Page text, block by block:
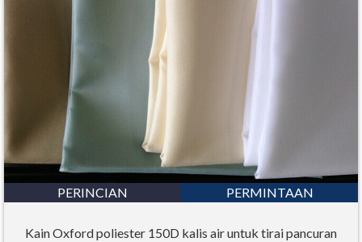
PERINCIAN PERMINTAAN
Kain Oxford poliester 150D kalis air untuk tirai pancuran